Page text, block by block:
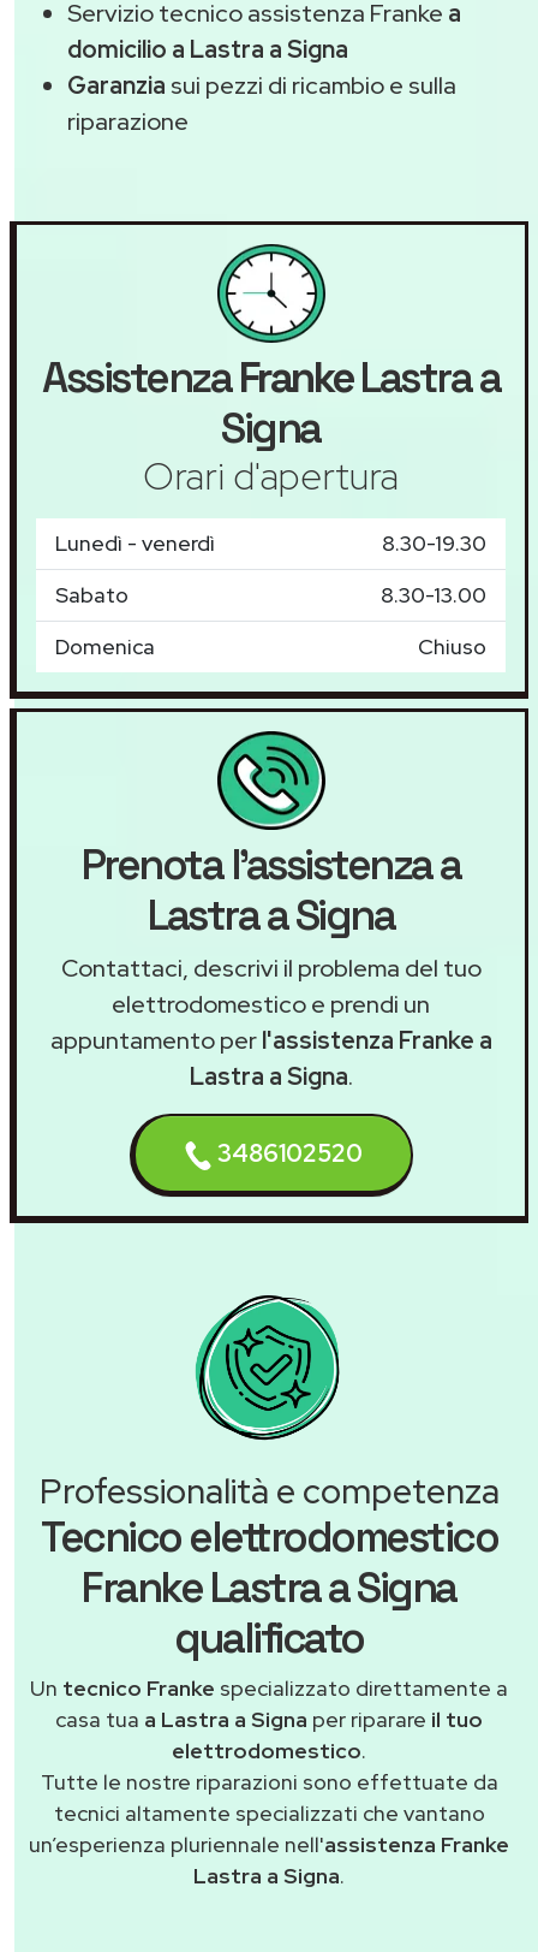
Servizio tecnico assistenza Franke a
domicilio a Lastra a Signa
Garanzia sui pezzi di ricambio e sulla
riparazione
AssistenzaFrankeLastra a
Signa
Orari d'apertura
Lunedì - venerdì
8.30-19.30
Sabato
8.30-13.00
Domenica
Chiuso
Prenota l'assistenza a
Lastra a Signa
Contattaci, descrivi il problema del tuo
elettrodomestico e prendi un
appuntamento perl'assistenza Franke a
Lastra a Signa.
3486102520
Professionalità e competenza
Tecnico elettrodomestico
Franke Lastra a Signa
qualificato
Un tecnico Franke specializzato direttamente a
casa tua a Lastra a Signa per riparare il tuo
elettrodomestico.
Tutte le nostre riparazioni sono effettuate da
tecnici altamente specializzati che vantano
un’esperienza pluriennale nell'assistenza Franke
Lastra a Signa.